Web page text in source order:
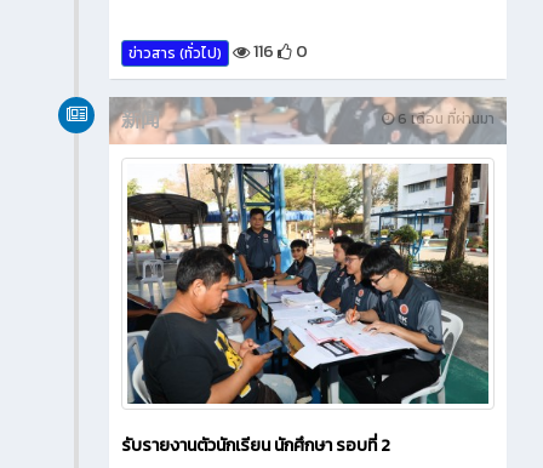
ข่าวสาร (ทั่วไป) 116 0
6 เดือน ที่ผ่านมา
新闻
รับรายงานตัวนักเรียน นักศึกษา รอบที่ 2